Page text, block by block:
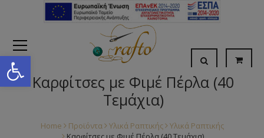
Open toolbar
Καρφίτσες με Φιμέ Πέρλα (40
Τεμάχια)
Home Προϊόντα Υλικά Ραπτικής
Υλικά Ραπτικής